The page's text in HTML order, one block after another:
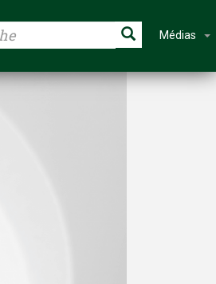
Médias